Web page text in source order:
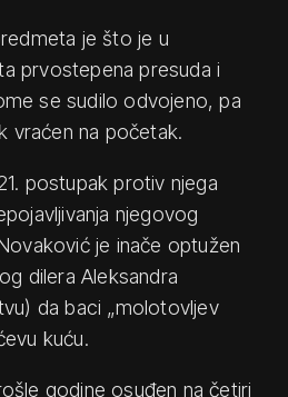
je što je u
prvostepena presuda i
se sudilo odvojeno, pa
vraćen na početak.
postupak protiv njega
njegovog
je inače optužen
dilera Aleksandra
da baci „molotovljev
kuću.
godine osuđen na četiri